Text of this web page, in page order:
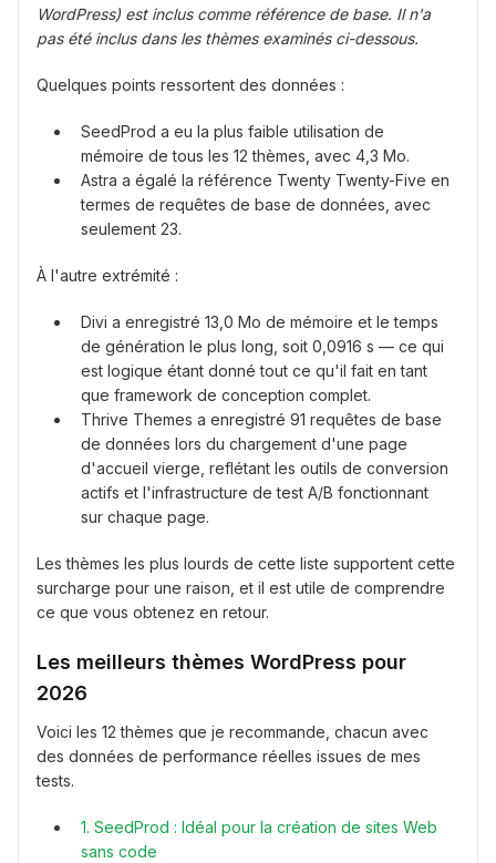
WordPress) est inclus comme référence de base. Il n'a
pas été inclus dans les thèmes examinés ci-dessous.
Quelques points ressortent des données :
SeedProd a eu la plus faible utilisation de
mémoire de tous les 12 thèmes, avec 4,3 Mo.
Astra a égalé la référence Twenty Twenty-Five en
termes de requêtes de base de données, avec
seulement 23.
À l'autre extrémité :
Divi a enregistré 13,0 Mo de mémoire et le temps
de génération le plus long, soit 0,0916 s — ce qui
est logique étant donné tout ce qu'il fait en tant
que framework de conception complet.
Thrive Themes a enregistré 91 requêtes de base
de données lors du chargement d'une page
d'accueil vierge, reflétant les outils de conversion
actifs et l'infrastructure de test A/B fonctionnant
sur chaque page.
Les thèmes les plus lourds de cette liste supportent cette
surcharge pour une raison, et il est utile de comprendre
ce que vous obtenez en retour.
Les meilleurs thèmes WordPress pour
2026
Voici les 12 thèmes que je recommande, chacun avec
des données de performance réelles issues de mes
tests.
1. SeedProd : Idéal pour la création de sites Web
sans code